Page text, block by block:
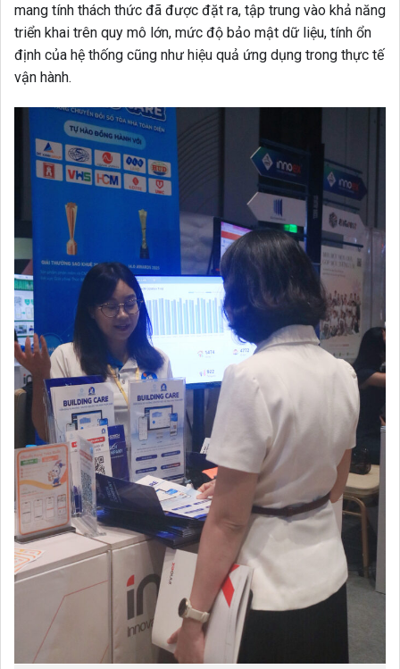
mang tính thách thức đã được đặt ra, tập trung vào khả năng
triển khai trên quy mô lớn, mức độ bảo mật dữ liệu, tính ổn
định của hệ thống cũng như hiệu quả ứng dụng trong thực tế
vận hành.